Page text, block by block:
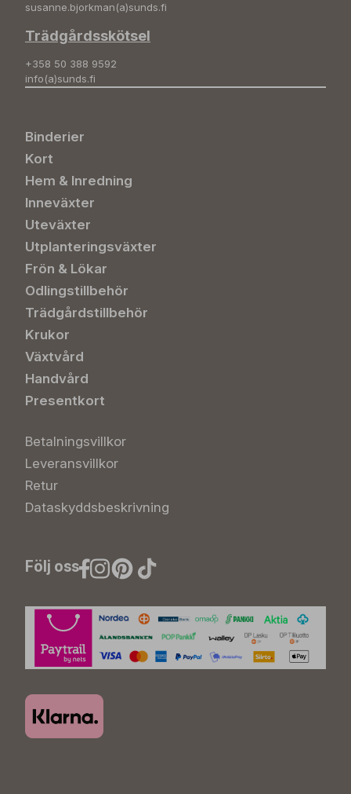
susanne.bjorkman(a)sunds.fi
Trädgårdsskötsel
+358 50 388 9592
info(a)sunds.fi
Binderier
Kort
Hem & Inredning
Inneväxter
Uteväxter
Utplanteringsväxter
Frön & Lökar
Odlingstillbehör
Trädgårdstillbehör
Krukor
Växtvård
Handvård
Presentkort
Betalningsvillkor
Leveransvillkor
Retur
Dataskyddsbeskrivning
Följ oss